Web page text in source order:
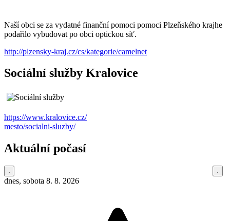
Naší obci se za vydatné finanční pomoci pomoci Plzeňského krajhe
podařilo vybudovat po obci optickou síť.
http://plzensky-kraj.cz/cs/kategorie/camelnet
Sociální služby Kralovice
https://www.kralovice.cz/
mesto/socialni-sluzby/
Aktuální počasí
dnes, sobota 8. 8. 2026